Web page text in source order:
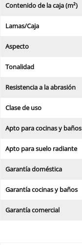
Contenido de la caja (m²)
Lamas/Caja
Aspecto
Tonalidad
Resistencia a la abrasión
Clase de uso
Apto para cocinas y baños
Apto para suelo radiante
Garantía doméstica
Garantía cocinas y baños
Garantía comercial